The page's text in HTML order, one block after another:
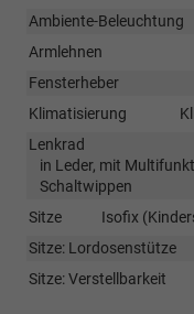
Ambiente-Beleuchtung
Armlehnen
Fensterheber
Klimatisierung
Lenkrad
in Leder, mit
Schaltwippen
Sitze
Isofix
Sitze: Lordosenstütze
Sitze: Verstellbarkeit